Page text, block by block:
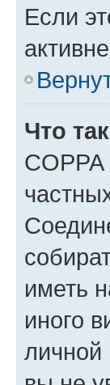
Если
Что
иметь
иного